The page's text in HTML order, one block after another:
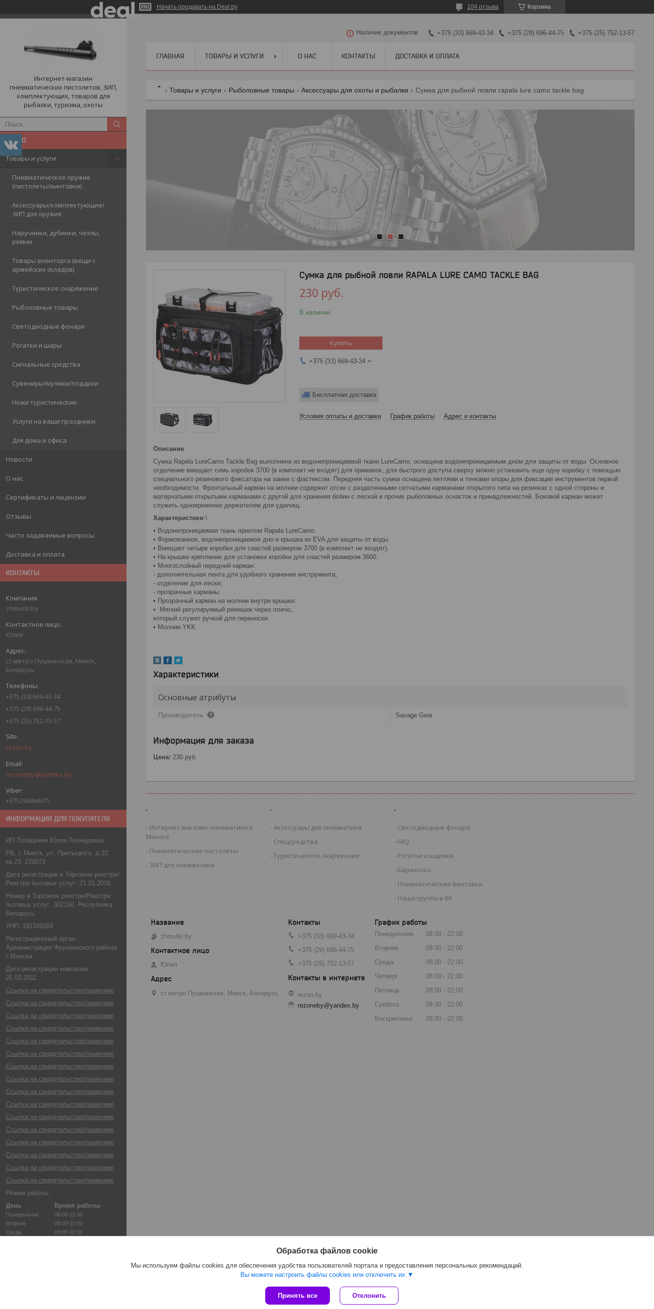
Начать продавать на Deal.by Корзина
104 отзыва
Интернет-магазин
пневматических пистолетов, ЗИП,
комплектующих, товаров для
рыбалки, туризма, охоты
Товары и услуги
Пневматическое оружие
(пистолеты/винтовки)
Аксессуары/комплектующие/
ЗИП для оружия
Наручники, дубинки, чехлы,
ремни
Товары военторга (вещи с
армейских складов)
Туристическое снаряжение
Рыболовные товары
Светодиодные фонари
Рогатки и шары
Сигнальные средства
Сувениры/муляжи/подарки
Ножи туристические
Услуги на ваши праздники
Для дома и офиса
Новости
О нас
Сертификаты и лицензии
Отзывы
Часто задаваемые вопросы
Доставка и оплата
КОНТАКТЫ
zhmurki.by
Юлия
ст.метро Пушкинская, Минск,
Беларусь
+375 (33) 669-43-34
+375 (29) 696-44-75
+375 (25) 752-13-57
rezon.by
rezoneby@yandex.by
+375296964475
ИНФОРМАЦИЯ ДЛЯ ПОКУПАТЕЛЯ
ИП Лобацевич Юлия Леонидовна
РБ, г. Минск, ул. Притыцкого, д.22,
кв.23, 220073
Дата регистрации в Торговом реестре/
Реестре бытовых услуг: 21.01.2016
Номер в Торговом реестре/Реестре
бытовых услуг: 302160, Республика
Беларусь
УНП: 191349269
Регистрационный орган:
Администрация Фрунзенского района
г Минска
Дата регистрации компании:
25.03.2011
Ссылка на свидетельство/лицензию
Ссылка на свидетельство/лицензию
Ссылка на свидетельство/лицензию
Ссылка на свидетельство/лицензию
Ссылка на свидетельство/лицензию
Ссылка на свидетельство/лицензию
Ссылка на свидетельство/лицензию
Ссылка на свидетельство/лицензию
Ссылка на свидетельство/лицензию
Ссылка на свидетельство/лицензию
Ссылка на свидетельство/лицензию
Ссылка на свидетельство/лицензию
Ссылка на свидетельство/лицензию
Ссылка на свидетельство/лицензию
Ссылка на свидетельство/лицензию
Ссылка на свидетельство/лицензию
Режим работы:
День
Время работы
Понедельник
08:00-22:00
Вторник
08:00-22:00
Среда
08:00-22:00
Наличие документов +375 (33) 669-43-34 +375 (29) 696-44-75 +375 (25) 752-13-57
ГЛАВНАЯ ТОВАРЫ И УСЛУГИ О НАС КОНТАКТЫ ДОСТАВКА И ОПЛАТА
Товары и услуги Рыболовные товары Аксессуары для охоты и рыбалки Сумка для рыбной ловли rapala lure camo tackle bag
Сумка для рыбной ловли RAPALA LURE CAMO TACKLE BAG
230 руб.
В наличии
Купить
+375 (33) 669-43-34
Бесплатная доставка
Условия оплаты и доставки График работы Адрес и контакты
Описание
Сумка Rapala LureCamo Tackle Bag выполнена из водонепроницаемой ткани LureCamo, оснащена водонепроницаемым дном для защиты от воды. Основное
отделение вмещает семь коробок 3700 (в комплект не входят) для приманок, для быстрого доступа сверху можно установить еще одну коробку с помощью
специального резинового фиксатора на замке с фастексом. Передняя часть сумки оснащена петлями и точками опоры для фиксации инструментов первой
необходимости. Фронтальный карман на молнии содержит отсек с разделенными сетчатыми карманами открытого типа на резинках с одной стороны и
матерчатыми открытыми карманами с другой для хранения бобин с леской и прочих рыболовных оснасток и принадлежностей. Боковой карман может
служить одновременно держателем для удилищ.
Характеристики:\
• Водонепроницаемая ткань принтом Rapala LureCamo.
• Формованное, водонепроницаемое дно и крышка из EVA для защиты от воды.
• Вмещает четыре коробки для снастей размером 3700 (в комплект не входят).
• На крышке крепление для установки коробки для снастей размером 3600.
• Многослойный передний карман:
- дополнительная лента для удобного хранения инструмента;
- отделение для лески;
- прозрачные карманы.
• Прозрачный карман на молнии внутри крышки.
• Мягкий регулируемый ремешок через плечо,
который служит ручкой для переноски.
• Молнии YKK.
Характеристики
Основные атрибуты
Производитель Savage Gear
Информация для заказа
Цена: 230 руб.
.
Интернет-магазин пневматики в
Минске
Пневматические пистолеты
ЗИП для пневматики
.
Аксессуары для пневматики
Спецсредства
Туристическое снаряжение
.
Светодиодные фонари
FAQ
Рогатки и шарики
Барахолка
Пневматические винтовки
Наша группа в ВК
zhmurki.by
Юлия
ст.метро Пушкинская, Минск, Беларусь
+375 (33) 669-43-34
+375 (29) 696-44-75
+375 (25) 752-13-57
rezon.by
rezoneby@yandex.by
График работы
Понедельник 08:00
22:00
Вторник
08:00
22:00
Среда
08:00
22:00
Четверг
08:00
22:00
Пятница
08:00
22:00
Суббота
08:00
22:00
Воскресенье
08:00 22:00
Сайт создан на платформе Deal.by
Политика обработки файлов cookies
Обработка файлов cookie
Мы используем файлы cookies для обеспечения удобства пользователей портала и предоставления персональных рекомендаций.
Вы можете настроить файлы cookies или отключить их.
Принять все Отклонить